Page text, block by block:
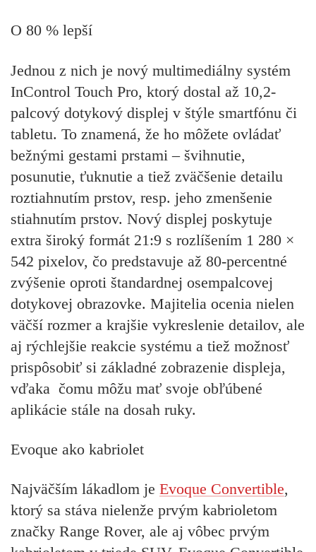
O 80 % lepší
Jednou z nich je nový multimediálny systém
InControl Touch Pro, ktorý dostal až 10,2-
palcový dotykový displej v štýle smartfónu či
tabletu. To znamená, že ho môžete ovládať
bežnými gestami prstami – švihnutie,
posunutie, ťuknutie a tiež zväčšenie detailu
roztiahnutím prstov, resp. jeho zmenšenie
stiahnutím prstov. Nový displej poskytuje
extra široký formát 21:9 s rozlíšením 1 280 ×
542 pixelov, čo predstavuje až 80-percentné
zvýšenie oproti štandardnej osempalcovej
dotykovej obrazovke. Majitelia ocenia nielen
väčší rozmer a krajšie vykreslenie detailov, ale
aj rýchlejšie reakcie systému a tiež možnosť
prispôsobiť si základné zobrazenie displeja,
vďaka čomu môžu mať svoje obľúbené
aplikácie stále na dosah ruky.
Evoque ako kabriolet
Najväčším lákadlom je Evoque Convertible,
ktorý sa stáva nielenže prvým kabrioletom
značky Range Rover, ale aj vôbec prvým